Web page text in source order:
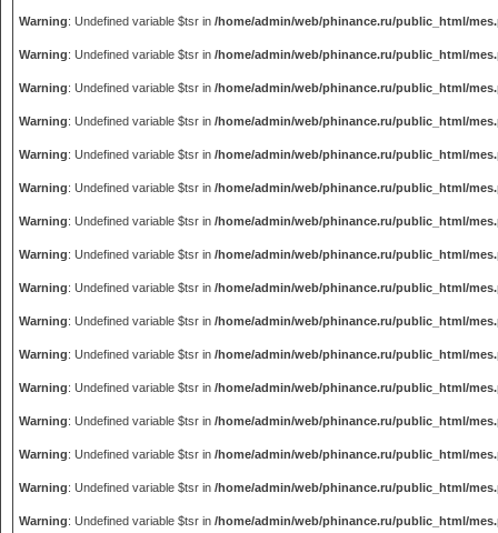
Warning: Undefined variable $tsr in /home/admin/web/phinance.ru/public_html/
Warning: Undefined variable $tsr in /home/admin/web/phinance.ru/public_html/
Warning: Undefined variable $tsr in /home/admin/web/phinance.ru/public_html/
Warning: Undefined variable $tsr in /home/admin/web/phinance.ru/public_html/
Warning: Undefined variable $tsr in /home/admin/web/phinance.ru/public_html/
Warning: Undefined variable $tsr in /home/admin/web/phinance.ru/public_html/
Warning: Undefined variable $tsr in /home/admin/web/phinance.ru/public_html/
Warning: Undefined variable $tsr in /home/admin/web/phinance.ru/public_html/
Warning: Undefined variable $tsr in /home/admin/web/phinance.ru/public_html/
Warning: Undefined variable $tsr in /home/admin/web/phinance.ru/public_html/
Warning: Undefined variable $tsr in /home/admin/web/phinance.ru/public_html/
Warning: Undefined variable $tsr in /home/admin/web/phinance.ru/public_html/
Warning: Undefined variable $tsr in /home/admin/web/phinance.ru/public_html/
Warning: Undefined variable $tsr in /home/admin/web/phinance.ru/public_html/
Warning: Undefined variable $tsr in /home/admin/web/phinance.ru/public_html/
Warning: Undefined variable $tsr in /home/admin/web/phinance.ru/public_html/